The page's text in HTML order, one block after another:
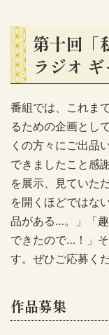
第十回
ラジオ
番組では、これま
るための企画とし
くの方々にご出品
できましたこと感
を展示、見ていた
を開くほどではな
品がある…。」「
できたので…！」
す。ぜひご応募くだ
作品募集